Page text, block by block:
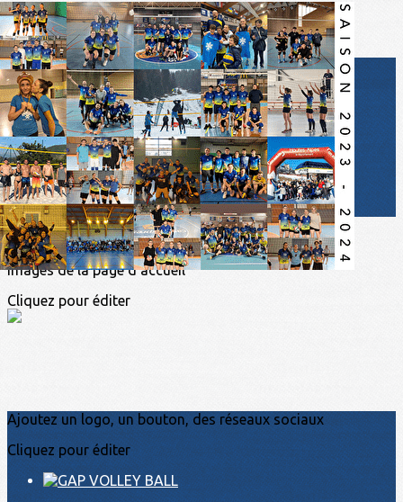
Exporter les lignes sélectionnées
Exporter toutes les colonnes
Exporter uniquement les colonnes affichées
Menu
<
>
Informations
Nos équipes
Adhésions en ligne
Accès et contact
Les docs
?>
Images de la page d'accueil
Cliquez pour éditer
Ajoutez un logo, un bouton, des réseaux sociaux
Cliquez pour éditer